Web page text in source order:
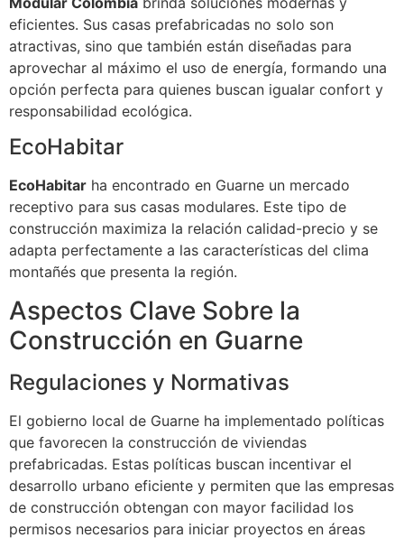
eficientes. Sus casas prefabricadas no solo son
atractivas, sino que también están diseñadas para
aprovechar al máximo el uso de energía, formando una
opción perfecta para quienes buscan igualar confort y
responsabilidad ecológica.
EcoHabitar
EcoHabitar ha encontrado en Guarne un mercado
receptivo para sus casas modulares. Este tipo de
construcción maximiza la relación calidad-precio y se
adapta perfectamente a las características del clima
montañés que presenta la región.
Aspectos Clave Sobre la
Construcción en Guarne
Regulaciones y Normativas
El gobierno local de Guarne ha implementado políticas
que favorecen la construcción de viviendas
prefabricadas. Estas políticas buscan incentivar el
desarrollo urbano eficiente y permiten que las empresas
de construcción obtengan con mayor facilidad los
permisos necesarios para iniciar proyectos en áreas